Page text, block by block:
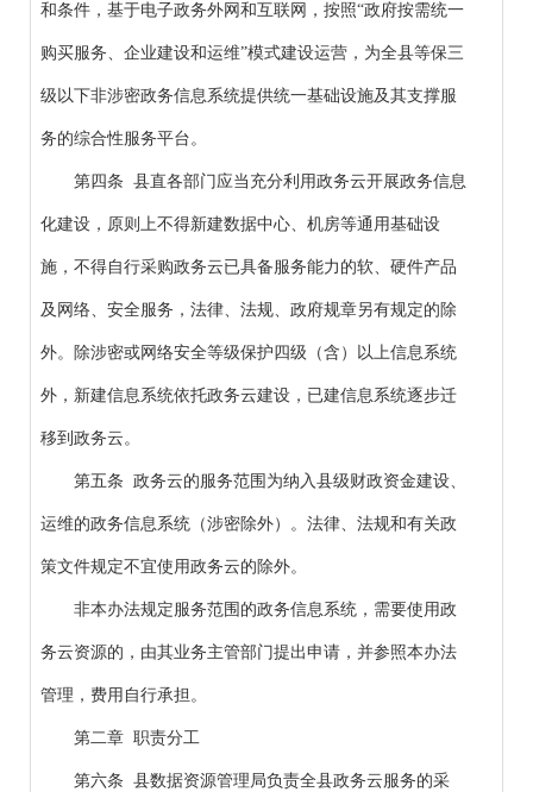
和条件，基于电子政务外网和互联网，按照“政府按需统一
购买服务、企业建设和运维”模式建设运营，为全县等保三
级以下非涉密政务信息系统提供统一基础设施及其支撑服
务的综合性服务平台。
第四条 县直各部门应当充分利用政务云开展政务信息
化建设，原则上不得新建数据中心、机房等通用基础设
施，不得自行采购政务云已具备服务能力的软、硬件产品
及网络、安全服务，法律、法规、政府规章另有规定的除
外。除涉密或网络安全等级保护四级（含）以上信息系统
外，新建信息系统依托政务云建设，已建信息系统逐步迁
移到政务云。
第五条 政务云的服务范围为纳入县级财政资金建设、
运维的政务信息系统（涉密除外）。法律、法规和有关政
策文件规定不宜使用政务云的除外。
非本办法规定服务范围的政务信息系统，需要使用政
务云资源的，由其业务主管部门提出申请，并参照本办法
管理，费用自行承担。
第二章 职责分工
第六条 县数据资源管理局负责全县政务云服务的采